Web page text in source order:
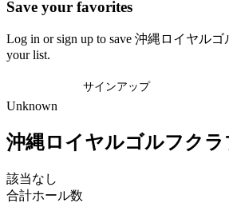
Save your favorites
Log in or sign up to save 沖縄ロイヤル
your list.
サインアップ
Unknown
沖縄ロイヤルゴルフクラ
該当なし
合計ホール数